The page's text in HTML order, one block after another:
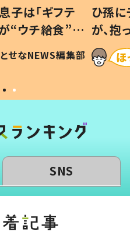
子は「ギフテ
“ウチ給食”を
は #令和の親
とせなNEWS編集部
ひ孫
が、
「涙が
い」
SNS